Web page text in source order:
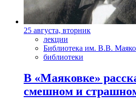
25 августа, вторник
лекции
Библиотека им. В.В.
библиотеки
В «Маяковке»
смешном и